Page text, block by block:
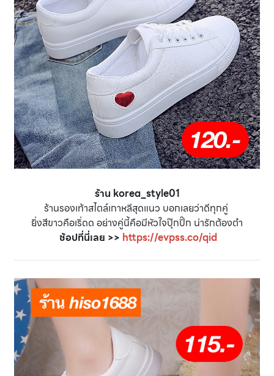
ร้าน korea_style01
ร้านรองเท้าสไตล์เกาหลีสุดแนว บอกเลยว่าดีทุกคู่
ยิ่งสีขาวคือเริ่ดด อย่างคู่นี้คือมีหัวใจปุ๊กปิ๊ก น่ารักต้องตำ
ช้อปที่นี่เลย >> https://evpss.co/qid